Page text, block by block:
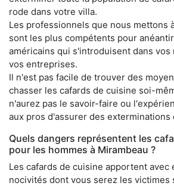
rode dans votre villa.
Les professionnels que nous mettons
sont les plus compétents pour
américains qui s'introduisent dans vos
vos entreprises.
Il n'est pas facile de trouver des
chasser les cafards de cuisine soi-
n'aurez pas le savoir-faire ou
aux pros d'assurer des exterminations
Quels dangers représentent les
pour les hommes à Mirambeau ?
Les cafards de cuisine apportent avec
nocivités dont vous serez les victimes